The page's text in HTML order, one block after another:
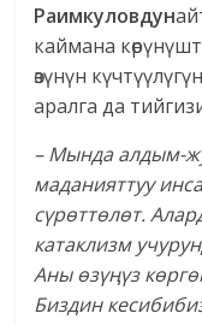
Раимкуловдун
каймана
өзүнүн
аралга да
– Мында алдым-
маданияттуу
сүрөттөлөт.
катаклизм
Аны өзүңүз
Биздин